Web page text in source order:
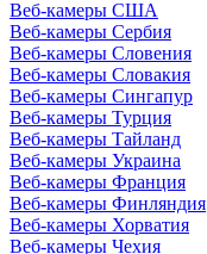
Веб-камеры США
Веб-камеры Сербия
Веб-камеры Словения
Веб-камеры Словакия
Веб-камеры Сингапур
Веб-камеры Турция
Веб-камеры Тайланд
Веб-камеры Украина
Веб-камеры Франция
Веб-камеры Финляндия
Веб-камеры Хорватия
Веб-камеры Чехия